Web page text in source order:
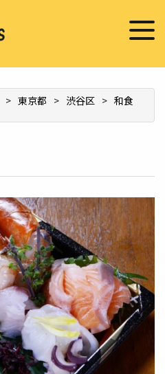
店舗様へ
薦する
> 東京都 > 渋谷区 > 和食